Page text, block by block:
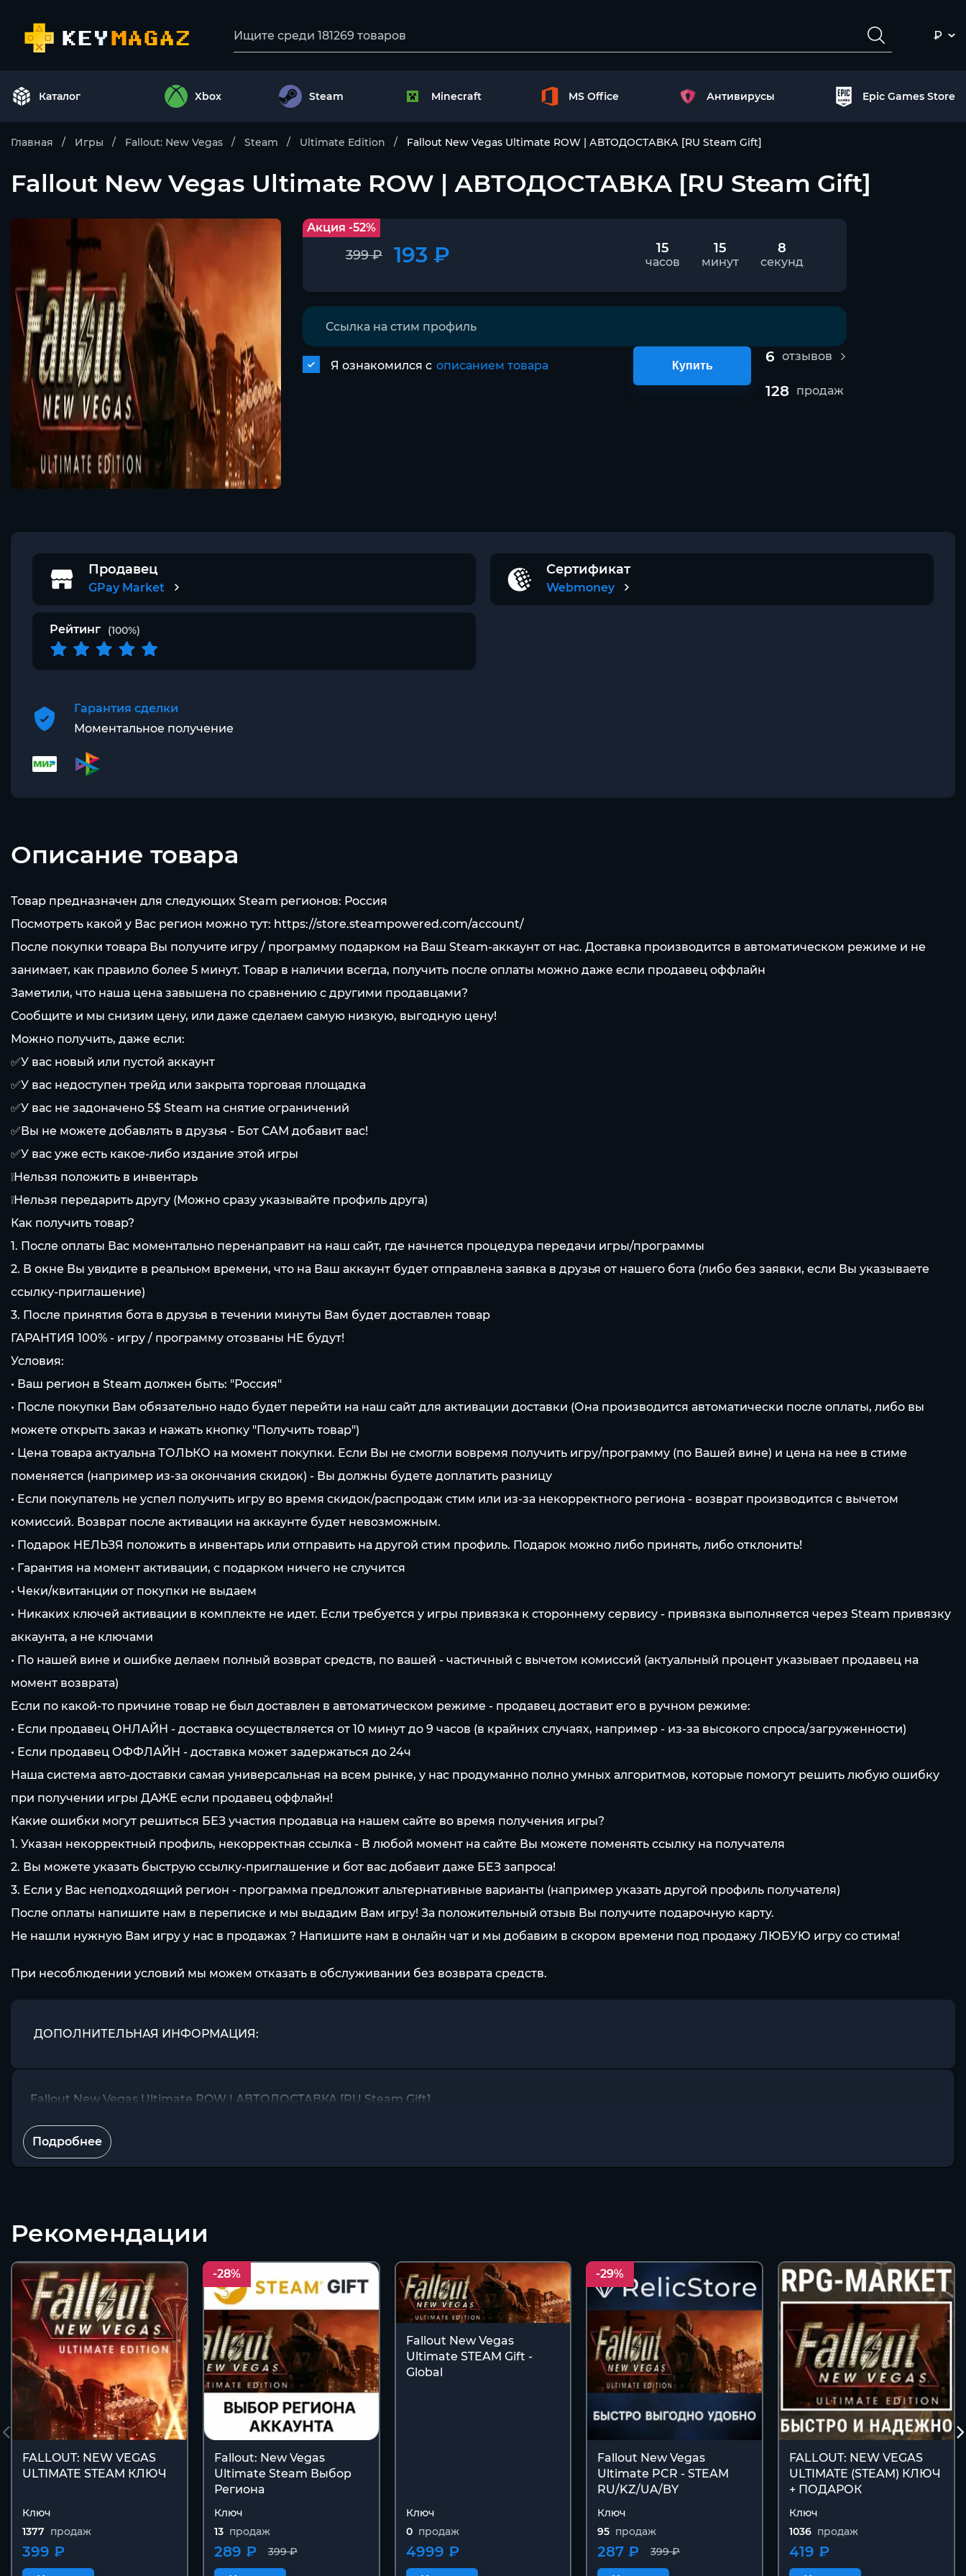
₽
Каталог Xbox Steam Minecraft MS Office Антивирусы Epic Games Store
Главная Игры Fallout: New Vegas Steam Ultimate Edition Fallout New Vegas Ultimate ROW | АВТОДОСТАВКА [RU Steam Gift]
Fallout New Vegas Ultimate ROW | АВТОДОСТАВКА [RU Steam Gift]
Акция -52%
399 ₽ 193 ₽ 15
часов
15
минут
7
секунд
Я ознакомился с описанием товара Купить
6 отзывов
128 продаж
Продавец
GPay Market
Сертификат
Webmoney
Рейтинг (100%)
Гарантия сделки
Моментальное получение
Описание товара
Товар предназначен для следующих Steam регионов: Россия
Посмотреть какой у Вас регион можно тут: https://store.steampowered.com/account/
После покупки товара Вы получите игру / программу подарком на Ваш Steam-аккаунт от нас. Доставка производится в автоматическом режиме и не
занимает, как правило более 5 минут. Товар в наличии всегда, получить после оплаты можно даже если продавец оффлайн
Заметили, что наша цена завышена по сравнению с другими продавцами?
Сообщите и мы снизим цену, или даже сделаем самую низкую, выгодную цену!
Можно получить, даже если:
✅У вас новый или пустой аккаунт
✅У вас недоступен трейд или закрыта торговая площадка
✅У вас не задоначено 5$ Steam на снятие ограничений
✅Вы не можете добавлять в друзья - Бот САМ добавит вас!
✅У вас уже есть какое-либо издание этой игры
❕Нельзя положить в инвентарь
❕Нельзя передарить другу (Можно сразу указывайте профиль друга)
Как получить товар?
1. После оплаты Вас моментально перенаправит на наш сайт, где начнется процедура передачи игры/программы
2. В окне Вы увидите в реальном времени, что на Ваш аккаунт будет отправлена заявка в друзья от нашего бота (либо без заявки, если Вы указываете
ссылку-приглашение)
3. После принятия бота в друзья в течении минуты Вам будет доставлен товар
ГАРАНТИЯ 100% - игру / программу отозваны НЕ будут!
Условия:
• Ваш регион в Steam должен быть: "Россия"
• После покупки Вам обязательно надо будет перейти на наш сайт для активации доставки (Она производится автоматически после оплаты, либо вы
можете открыть заказ и нажать кнопку "Получить товар")
• Цена товара актуальна ТОЛЬКО на момент покупки. Если Вы не смогли вовремя получить игру/программу (по Вашей вине) и цена на нее в стиме
поменяется (например из-за окончания скидок) - Вы должны будете доплатить разницу
• Если покупатель не успел получить игру во время скидок/распродаж стим или из-за некорректного региона - возврат производится с вычетом
комиссий. Возврат после активации на аккаунте будет невозможным.
• Подарок НЕЛЬЗЯ положить в инвентарь или отправить на другой стим профиль. Подарок можно либо принять, либо отклонить!
• Гарантия на момент активации, с подарком ничего не случится
• Чеки/квитанции от покупки не выдаем
• Никаких ключей активации в комплекте не идет. Если требуется у игры привязка к стороннему сервису - привязка выполняется через Steam привязку
аккаунта, а не ключами
• По нашей вине и ошибке делаем полный возврат средств, по вашей - частичный с вычетом комиссий (актуальный процент указывает продавец на
момент возврата)
Если по какой-то причине товар не был доставлен в автоматическом режиме - продавец доставит его в ручном режиме:
• Если продавец ОНЛАЙН - доставка осуществляется от 10 минут до 9 часов (в крайних случаях, например - из-за высокого спроса/загруженности)
• Если продавец ОФФЛАЙН - доставка может задержаться до 24ч
Наша система авто-доставки самая универсальная на всем рынке, у нас продуманно полно умных алгоритмов, которые помогут решить любую ошибку
при получении игры ДАЖЕ если продавец оффлайн!
Какие ошибки могут решиться БЕЗ участия продавца на нашем сайте во время получения игры?
1. Указан некорректный профиль, некорректная ссылка - В любой момент на сайте Вы можете поменять ссылку на получателя
2. Вы можете указать быструю ссылку-приглашение и бот вас добавит даже БЕЗ запроса!
3. Если у Вас неподходящий регион - программа предложит альтернативные варианты (например указать другой профиль получателя)
После оплаты напишите нам в переписке и мы выдадим Вам игру! За положительный отзыв Вы получите подарочную карту.
Не нашли нужную Вам игру у нас в продажах ? Напишите нам в онлайн чат и мы добавим в скором времени под продажу ЛЮБУЮ игру со стима!
При несоблюдении условий мы можем отказать в обслуживании без возврата средств.
ДОПОЛНИТЕЛЬНАЯ ИНФОРМАЦИЯ:
Fallout New Vegas Ultimate ROW | АВТОДОСТАВКА [RU Steam Gift]
Подробнее
Рекомендации
FALLOUT: NEW VEGAS
ULTIMATE STEAM КЛЮЧ
Ключ
1377 продаж
399 ₽
-28%
Fallout: New Vegas
Ultimate Steam Выбор
Региона
Ключ
13 продаж
399 ₽
289 ₽
Fallout New Vegas
Ultimate STEAM Gift -
Global
Ключ
0 продаж
4999 ₽
-29%
Fallout New Vegas
Ultimate PCR - STEAM
RU/KZ/UA/BY
Ключ
95 продаж
399 ₽
287 ₽
FALLOUT: NEW VEGAS
ULTIMATE (STEAM) КЛЮЧ
+ ПОДАРОК
Ключ
1036 продаж
419 ₽